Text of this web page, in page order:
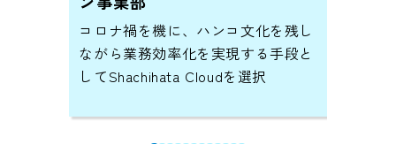
コロナ禍を機に、ハンコ文化を残し
ながら業務効率化を実現する手段と
してShachihata Cloudを選択